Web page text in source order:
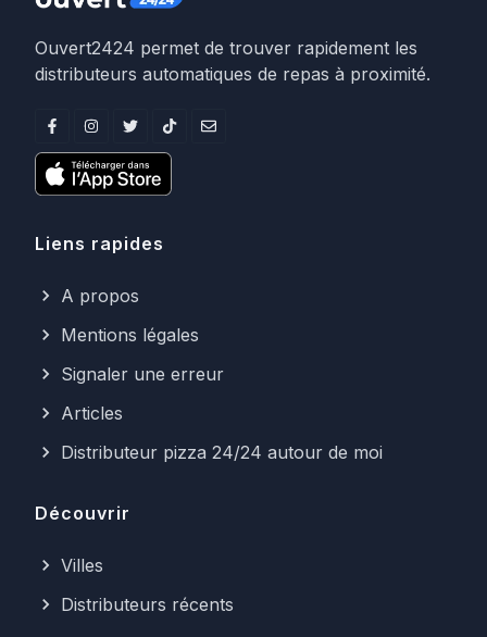
Ouvert2424 permet de trouver rapidement les
distributeurs automatiques de repas à proximité.
Liens rapides
A propos
Mentions légales
Signaler une erreur
Articles
Distributeur pizza 24/24 autour de moi
Découvrir
Villes
Distributeurs récents